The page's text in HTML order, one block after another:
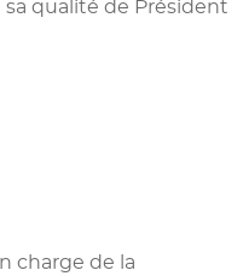
qualité de Président
charge de la